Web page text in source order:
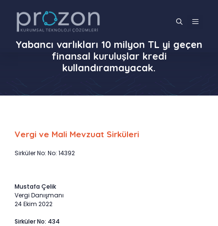
MENÜ
Yabancı varlıkları 10 milyon TL yi geçen
finansal kuruluşlar kredi
kullandıramayacak.
Vergi ve Mali Mevzuat Sirküleri
Sirküler No: No: 14392
Mustafa Çelik
Vergi Danışmanı
24 Ekim 2022
Sirküler No: 434